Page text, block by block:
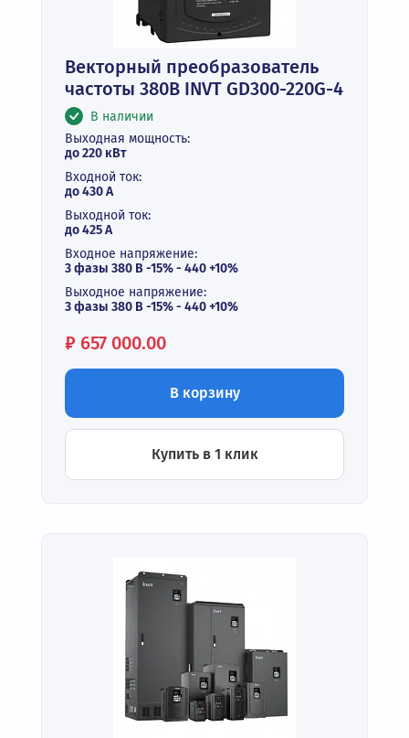
Векторный преобразователь
частоты 380В INVT GD300-220G-4
В наличии
Выходная мощность:
до 220 кВт
Входной ток:
до 430 А
Выходной ток:
до 425 А
Входное напряжение:
3 фазы 380 В -15% - 440 +10%
Выходное напряжение:
3 фазы 380 В -15% - 440 +10%
Цена:
₽ 657 000.00
В корзину
Купить в 1 клик